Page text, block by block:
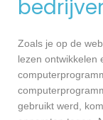
Zoals je op de
lezen ontwikkelen
gebruikt werd,